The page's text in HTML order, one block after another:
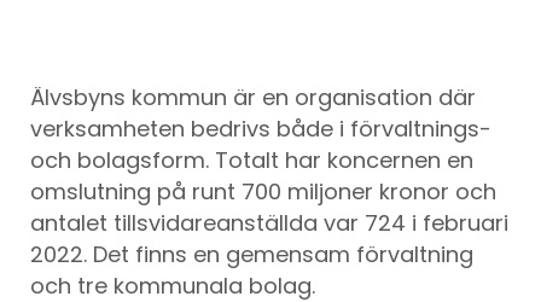
Älvsbyns kommun är en organisation där
verksamheten bedrivs både i förvaltnings-
och bolagsform. Totalt har koncernen en
omslutning på runt 700 miljoner kronor och
antalet tillsvidareanställda var 724 i februari
2022. Det finns en gemensam förvaltning
och tre kommunala bolag.